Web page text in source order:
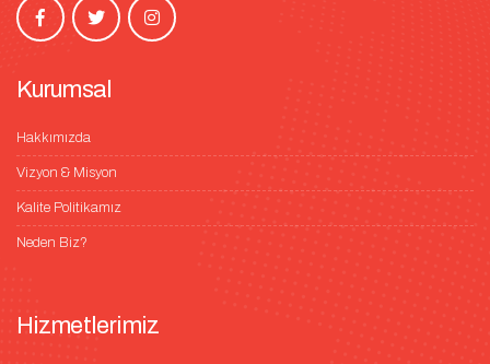
Kurumsal
Hakkımızda
Vizyon & Misyon
Kalite Politikamız
Neden Biz?
Hizmetlerimiz